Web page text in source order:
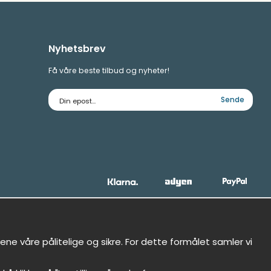
Nyhetsbrev
Få våre beste tilbud og nyheter!
E-
postadresse
Sende
våre pålitelige og sikre. For dette formålet samler vi